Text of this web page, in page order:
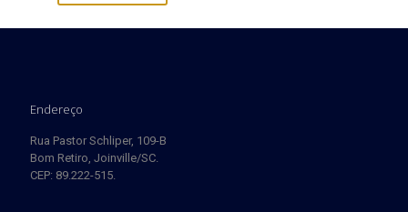
Endereço
Rua Pastor Schliper, 109-B
Bom Retiro, Joinville/SC.
CEP: 89.222-515.